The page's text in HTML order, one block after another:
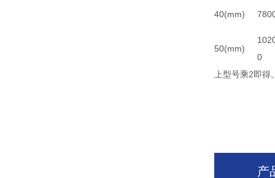
40(mm)
50(mm)
0
上型号乘2即
产